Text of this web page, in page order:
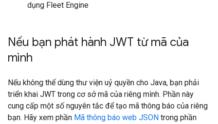
dụng Fleet Engine
Nếu bạn phát hành JWT từ mã của
mình
Nếu không thể dùng thư viện uỷ quyền cho Java, bạn phải
triển khai JWT trong cơ sở mã của riêng mình. Phần này
cung cấp một số nguyên tắc để tạo mã thông báo của riêng
bạn. Hãy xem phần Mã thông báo web JSON trong phần